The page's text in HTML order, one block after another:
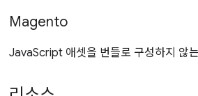
Magento
JavaScript 애셋을 번들로 구성하지 않